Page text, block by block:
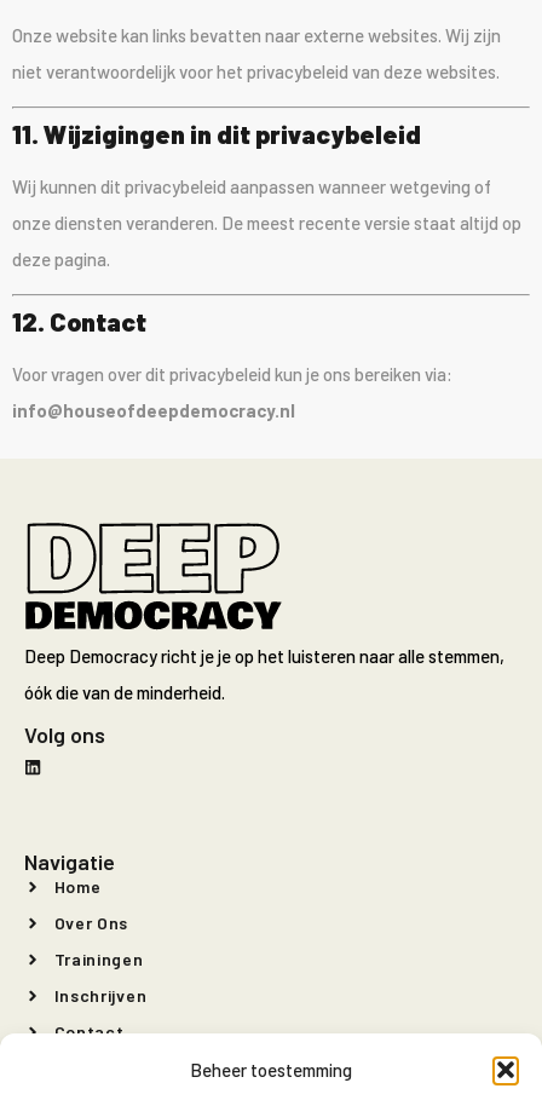
Beheer toestemming
Onze website kan links bevatten naar externe websites. Wij zijn
niet verantwoordelijk voor het privacybeleid van deze websites.
11. Wijzigingen in dit privacybeleid
Wij kunnen dit privacybeleid aanpassen wanneer wetgeving of
onze diensten veranderen. De meest recente versie staat altijd op
deze pagina.
12. Contact
Voor vragen over dit privacybeleid kun je ons bereiken via:
info@houseofdeepdemocracy.nl
Deep Democracy richt je je op het luisteren naar alle stemmen,
óók die van de minderheid.
Volg ons
Navigatie
Home
Over Ons
Trainingen
Inschrijven
Contact